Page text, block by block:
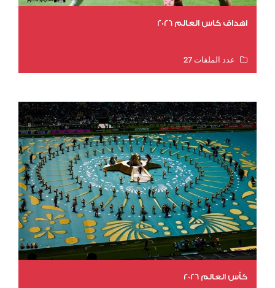
اهداف كاس العالم 2026
عدد الملفات 27
كأس العالم 2026